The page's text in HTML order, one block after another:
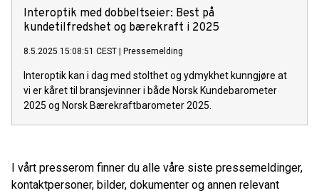
miljøfaktorer og enkelte medisiner.
Interoptik med dobbeltseier: Best på
kundetilfredshet og bærekraft i 2025
8.5.2025 15:08:51 CEST | Pressemelding
Interoptik kan i dag med stolthet og ydmykhet kunngjøre at
vi er kåret til bransjevinner i både Norsk Kundebarometer
2025 og Norsk Bærekraftbarometer 2025.
I vårt presserom finner du alle våre siste pressemeldinger,
kontaktpersoner, bilder, dokumenter og annen relevant